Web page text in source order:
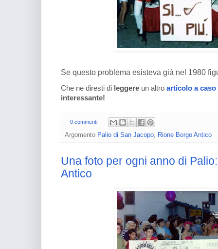
Se questo problema esisteva già nel 1980
Che ne diresti di leggere un altro articolo a caso
interessante!
0 commenti
Argomento Palio di San Jacopo, Rione Borgo Antico
Una foto per ogni anno di
Antico